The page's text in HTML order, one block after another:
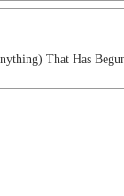
That Has